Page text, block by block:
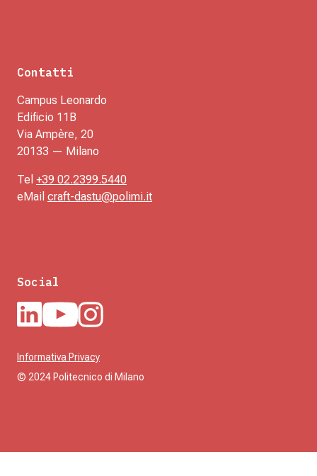
Contatti
Campus Leonardo
Edificio 11B
Via Ampère, 20
20133 — Milano
Tel +39 02.2399.5440
eMail craft-dastu@polimi.it
Social
Informativa Privacy
© 2024 Politecnico di Milano